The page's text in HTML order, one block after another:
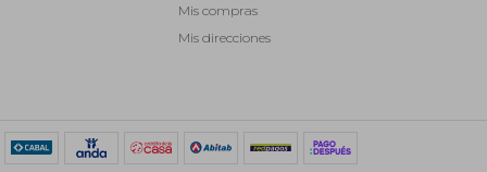
Mis compras
Mis direcciones